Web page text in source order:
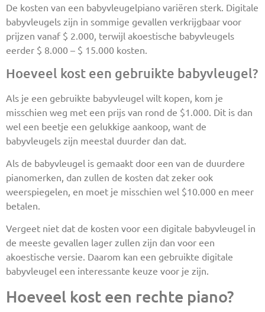
De kosten van een babyvleugelpiano variëren sterk. Digitale
babyvleugels zijn in sommige gevallen verkrijgbaar voor
prijzen vanaf $ 2.000, terwijl akoestische babyvleugels
eerder $ 8.000 – $ 15.000 kosten.
Hoeveel kost een gebruikte babyvleugel?
Als je een gebruikte babyvleugel wilt kopen, kom je
misschien weg met een prijs van rond de $1.000. Dit is dan
wel een beetje een gelukkige aankoop, want de
babyvleugels zijn meestal duurder dan dat.
Als de babyvleugel is gemaakt door een van de duurdere
pianomerken, dan zullen de kosten dat zeker ook
weerspiegelen, en moet je misschien wel $10.000 en meer
betalen.
Vergeet niet dat de kosten voor een digitale babyvleugel in
de meeste gevallen lager zullen zijn dan voor een
akoestische versie. Daarom kan een gebruikte digitale
babyvleugel een interessante keuze voor je zijn.
Hoeveel kost een rechte piano?